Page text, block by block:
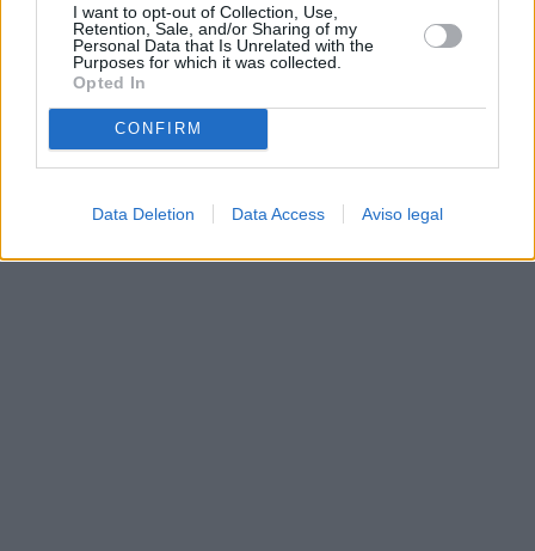
I want to opt-out of Collection, Use,
Retention, Sale, and/or Sharing of my
Personal Data that Is Unrelated with the
Purposes for which it was collected.
Opted In
CONFIRM
Data Deletion Data Access Aviso legal